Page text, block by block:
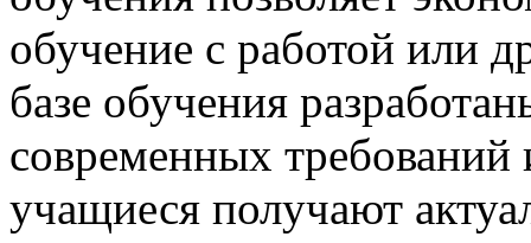
обучение с работой или
базе обучения
современных требований
учащиеся получают